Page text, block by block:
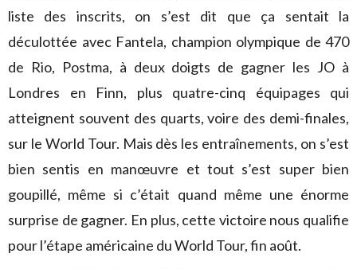
liste des inscrits, on s’est dit que ça sentait la
déculottée avec Fantela, champion olympique de 470
de Rio, Postma, à deux doigts de gagner les JO à
Londres en Finn, plus quatre-cinq équipages qui
atteignent souvent des quarts, voire des demi-finales,
sur le World Tour. Mais dès les entraînements, on s’est
bien sentis en manœuvre et tout s’est super bien
goupillé, même si c’était quand même une énorme
surprise de gagner. En plus, cette victoire nous qualifie
pour l’étape américaine du World Tour, fin août.